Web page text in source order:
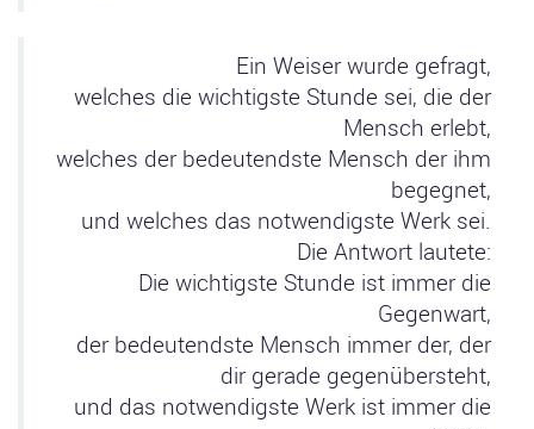
Ein Weiser wurde gefragt,
welches die wichtigste Stunde sei, die der
Mensch erlebt,
welches der bedeutendste Mensch der ihm
begegnet,
und welches das notwendigste Werk sei.
Die Antwort lautete:
Die wichtigste Stunde ist immer die
Gegenwart,
der bedeutendste Mensch immer der, der
dir gerade gegenübersteht,
und das notwendigste Werk ist immer die